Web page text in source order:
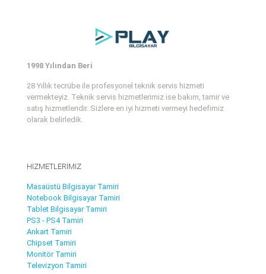
1998 Yılından Beri
28 Yıllık tecrübe ile profesyonel teknik servis hizmeti
vermekteyiz. Teknik servis hizmetlerimiz ise bakım, tamir ve
satış hizmetleridir. Sizlere en iyi hizmeti vermeyi hedefimiz
olarak belirledik.
HİZMETLERİMİZ
Masaüstü Bilgisayar Tamiri
Notebook Bilgisayar Tamiri
Tablet Bilgisayar Tamiri
PS3 - PS4 Tamiri
Ankart Tamiri
Chipset Tamiri
Monitör Tamiri
Televizyon Tamiri